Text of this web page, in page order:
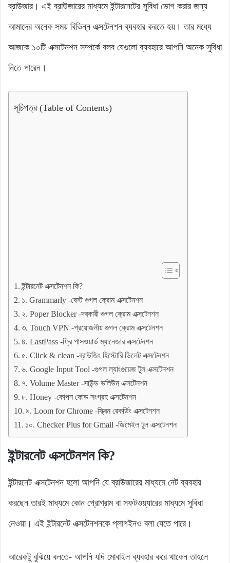
ব্রাউজার। এই ব্রাউজারের মাধ্যমে ইন্টারনেটের সুবিধা ভোগ করার জন্য
আমাদের অনেক সময় বিভিন্ন এক্সটেনশন ব্যবহার করতে হয়। তার মধ্যে
আজকে ১০টি এক্সটেনশন সম্পর্কে বলব যেগুলো ব্যবহারে আপনি অনেক সুবিধা
নিতে পারেন।
সূচিপত্র (Table of Contents)
ইন্টারনেট এক্সটেনশন কি?
১. Grammarly -বেস্ট গুগল ক্রোম এক্সটেনশন
২. Poper Blocker -দরকারী গুগল ক্রোম এক্সটেনশন
৩. Touch VPN -প্রয়োজনীয় গুগল ক্রোম এক্সটেনশন
৪. LastPass -ফ্রি পাসওয়ার্ড ম্যানেজার এক্সটেনশন
৫. Click & clean -ব্রাউজিং হিস্টোরি ডিলেট এক্সটেনশন
৬. Google Input Tool -গুগল ল্যাংগুয়েজ টুল এক্সটেনশন
৭. Volume Master -সাউন্ড ভলিউম এক্সটেনশন
৮. Honey -কোপন কোড সংগ্রহ এক্সটেনশন
৯. Loom for Chrome -স্ক্রিন রেকর্ডিং এক্সটেনশন
১০. Checker Plus for Gmail -জিমেইল টুল এক্সটেনশন
ইন্টারনেট এক্সটেনশন কি?
ইন্টারনেট এক্সটেনশন হলো আপনি যে ব্রাউজারের মাধ্যমে নেট ব্যবহার
করছেন তারই মাধ্যমে কোন প্রোগ্রাম বা সফটওয়্যারের মাধ্যমে সুবিধা
নেওয়া। এই ইন্টারনেট এক্সটেনশনকে প্লাগইনও বলা যেতে পারে।
আরেকটু বুঝিয়ে বলতে- আপনি যদি মোবাইল ব্যবহার করে থাকেন তাহলে